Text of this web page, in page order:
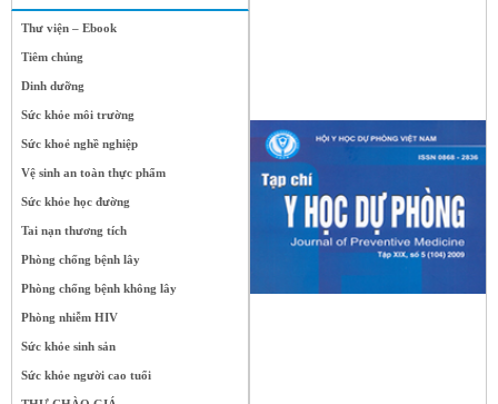
Thư viện – Ebook
Tiêm chủng
Dinh dưỡng
Sức khỏe môi trường
Sức khoẻ nghề nghiệp
Vệ sinh an toàn thực phẩm
Sức khỏe học đường
Tai nạn thương tích
Phòng chống bệnh lây
Phòng chống bệnh không lây
Phòng nhiễm HIV
Sức khỏe sinh sản
Sức khỏe người cao tuổi